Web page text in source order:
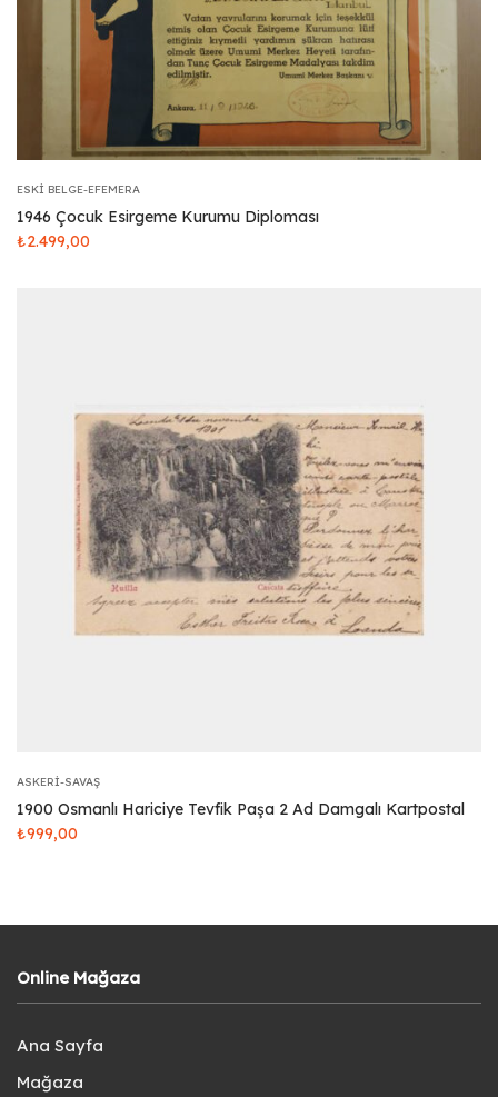
ESKI BELGE-EFEMERA
1946 Çocuk Esirgeme Kurumu Diploması
₺2.499,00
ASKERI-SAVAŞ
1900 Osmanlı Hariciye Tevfik Paşa 2 Ad Damgalı Kartpostal
₺999,00
Online Mağaza
Ana Sayfa
Mağaza